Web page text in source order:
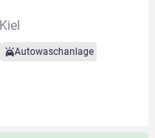
Autowaschanlage